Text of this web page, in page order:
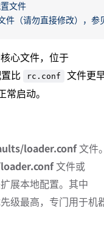
文件
件（请勿直接修改），参
心文件，位于
比 rc.conf
文件更
启动。
loader.conf文件
文件或
展本地配置。其中
级最高，专门用于机